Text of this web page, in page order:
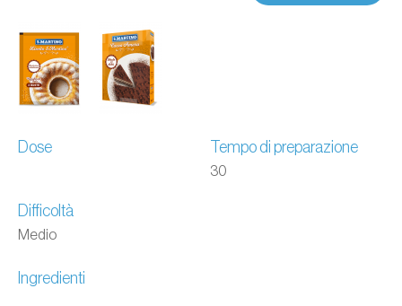
Dose Tempo di preparazione
30
Difficoltà
Medio
Ingredienti